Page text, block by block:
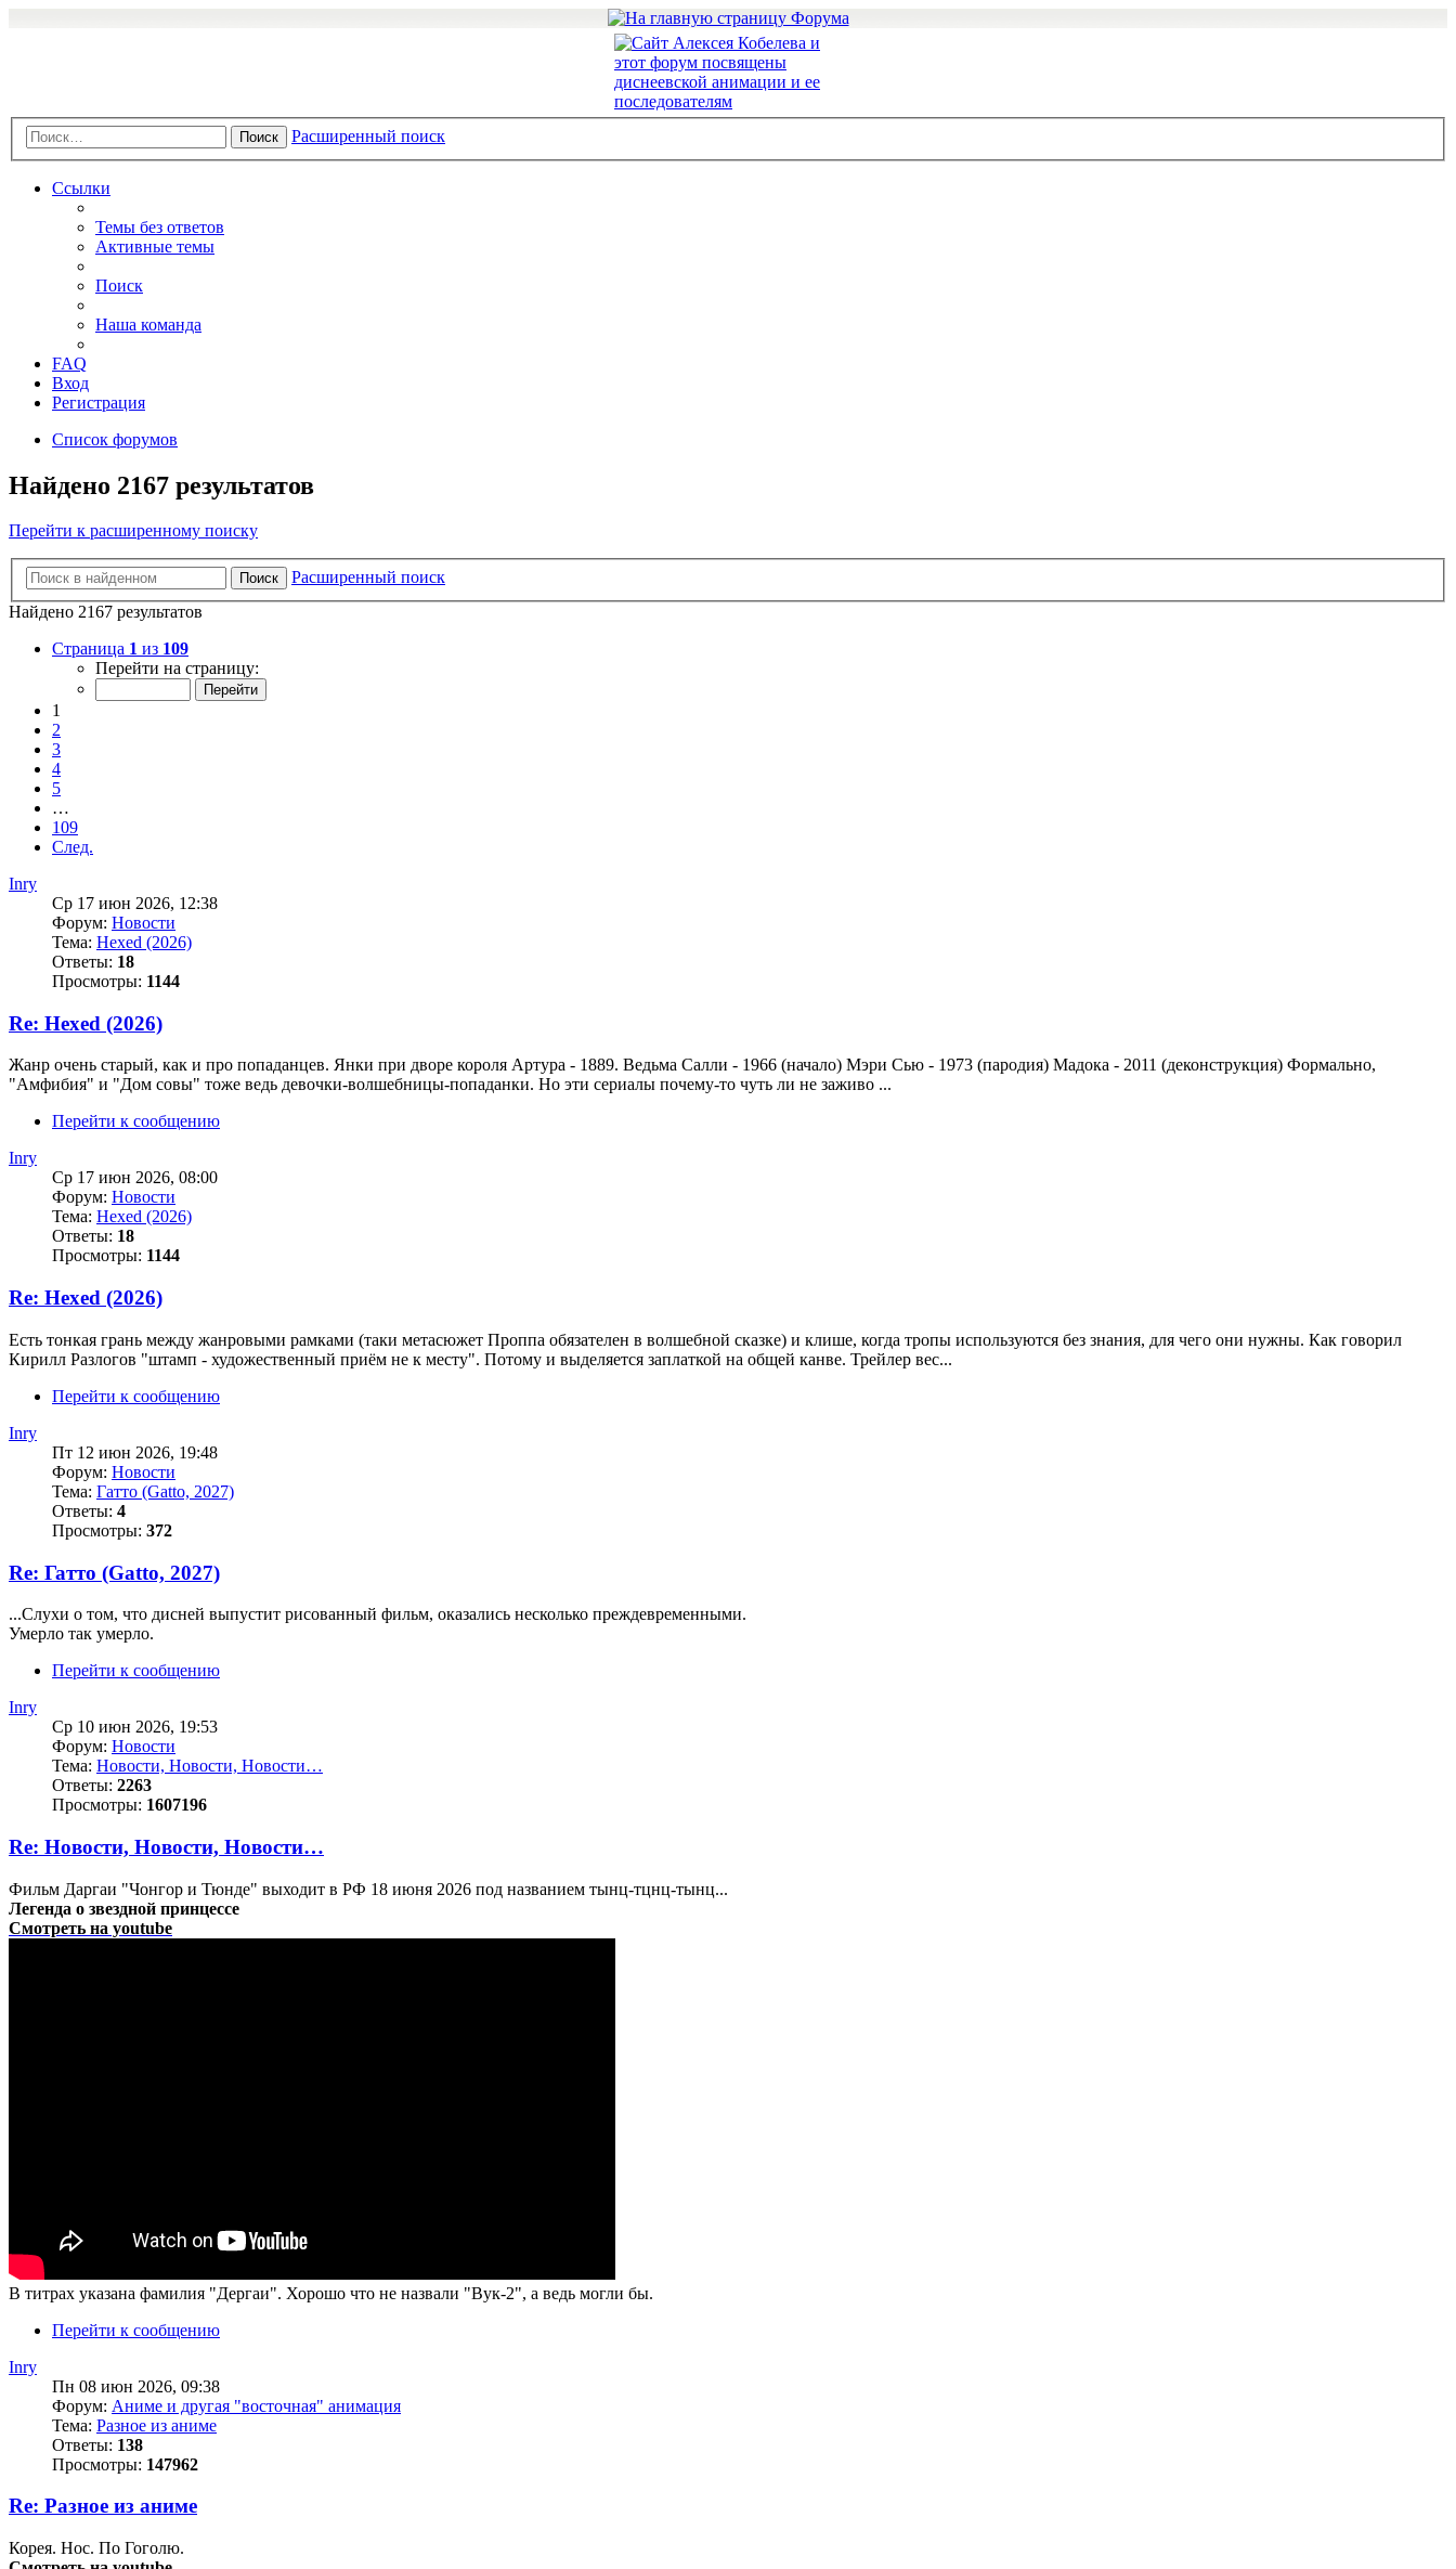
Поиск Расширенный поиск
Ссылки
Темы без ответов
Активные темы
Поиск
Наша команда
FAQ
Вход
Регистрация
Список форумов
Найдено 2167 результатов
Перейти к расширенному поиску
Поиск
Расширенный поиск
Найдено 2167 результатов
Страница 1 из 109
Перейти на страницу:
1
2
3
4
5
…
109
След.
Inry
Ср 17 июн 2026, 12:38
Форум: Новости
Тема: Hexed (2026)
Ответы: 18
Просмотры: 1144
Re: Hexed (2026)
Жанр очень старый, как и про попаданцев. Янки при дворе короля Артура - 1889. Ведьма Салли - 1966 (начало) Мэри Сью - 1973 (пародия) Мадока - 2011 (деконструкция) Формально,
"Амфибия" и "Дом совы" тоже ведь девочки-волшебницы-попаданки. Но эти сериалы почему-то чуть ли не заживо ...
Перейти к сообщению
Inry
Ср 17 июн 2026, 08:00
Форум: Новости
Тема: Hexed (2026)
Ответы: 18
Просмотры: 1144
Re: Hexed (2026)
Есть тонкая грань между жанровыми рамками (таки метасюжет Проппа обязателен в волшебной сказке) и клише, когда тропы используются без знания, для чего они нужны. Как говорил
Кирилл Разлогов "штамп - художественный приём не к месту". Потому и выделяется заплаткой на общей канве. Трейлер вес...
Перейти к сообщению
Inry
Пт 12 июн 2026, 19:48
Форум: Новости
Тема: Гатто (Gatto, 2027)
Ответы: 4
Просмотры: 372
Re: Гатто (Gatto, 2027)
...Слухи о том, что дисней выпустит рисованный фильм, оказались несколько преждевременными.
Умерло так умерло.
Перейти к сообщению
Inry
Ср 10 июн 2026, 19:53
Форум: Новости
Тема: Новости, Новости, Новости…
Ответы: 2263
Просмотры: 1607196
Re: Новости, Новости, Новости…
Фильм Даргаи "Чонгор и Тюнде" выходит в РФ 18 июня 2026 под названием тынц-тцнц-тынц...
Легенда о звездной принцессе
Смотреть на youtube
В титрах указана фамилия "Дергаи". Хорошо что не назвали "Вук-2", а ведь могли бы.
Перейти к сообщению
Inry
Пн 08 июн 2026, 09:38
Форум: Аниме и другая "восточная" анимация
Тема: Разное из аниме
Ответы: 138
Просмотры: 147962
Re: Разное из аниме
Корея. Нос. По Гоголю.